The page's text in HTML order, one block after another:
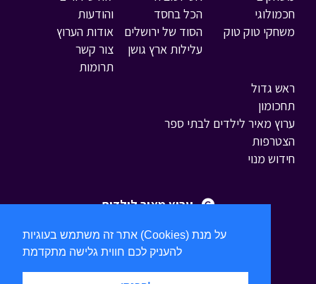
אתר זה משתמש בעוגיות (Cookies) על מנת
חכמולוגי
משחקי טוק טוק
הכל בחסד
הסוד של ירושלים
עלילות ארץ גושן
ראש גדול
תחכומון
ערוץ מאיר לילדים לבתי ספר
הצטרפות
חידוש מנוי
והודעות
אודות הערוץ
צור קשר
תרומות
ערוץ מאיר לילדים